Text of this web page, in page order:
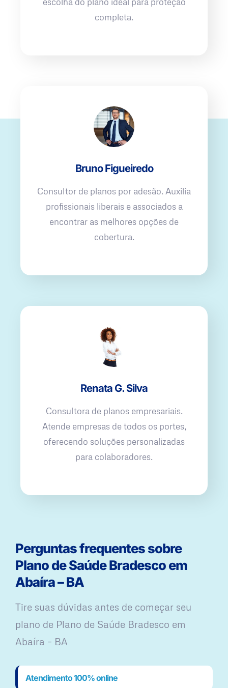
completa.
Bruno Figueiredo
Consultor de planos por adesão. Auxilia
profissionais liberais e associados a
encontrar as melhores opções de
cobertura.
Renata G. Silva
Consultora de planos empresariais.
Atende empresas de todos os portes,
oferecendo soluções personalizadas
para colaboradores.
Perguntas frequentes sobre
Plano de Saúde Bradesco em
Abaíra – BA
Tire suas dúvidas antes de começar seu
plano ​de Plano de Saúde Bradesco em
Abaíra – BA
Atendimento 100% online